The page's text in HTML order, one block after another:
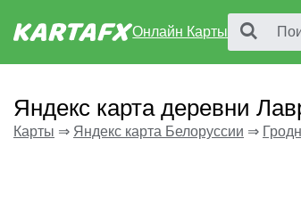
Онлайн Карты
Яндекс карта деревни
Карты ⇒ Яндекс карта Белоруссии ⇒